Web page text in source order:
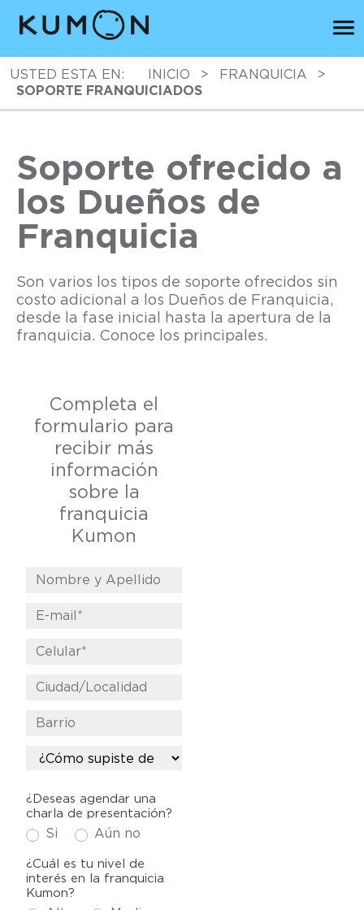
USTED ESTA EN: INICIO > FRANQUICIA
>
SOPORTE FRANQUICIADOS
Soporte ofrecido a
los Dueños de
Franquicia
Son varios los tipos de soporte ofrecidos sin
costo adicional a los Dueños de Franquicia,
desde la fase inicial hasta la apertura de la
franquicia. Conoce los principales.
Completa el
formulario para
recibir más
información
sobre la
franquicia
Kumon
¿Deseas agendar una
charla de presentación?
Si Aún no
¿Cuál es tu nivel de
interés en la franquicia
Kumon?